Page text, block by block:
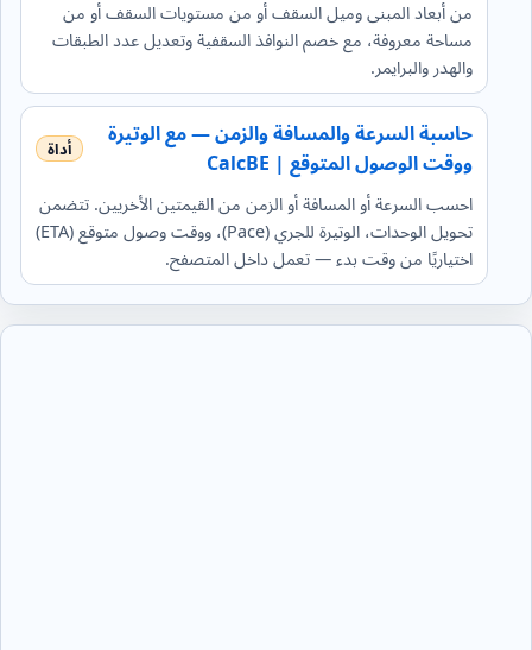
من أبعاد المبنى وميل السقف أو من مستويات السقف أو من
مساحة معروفة، مع خصم النوافذ السقفية وتعديل عدد الطبقات
والهدر والبرايمر.
حاسبة السرعة والمسافة والزمن — مع الوتيرة
ووقت الوصول المتوقع | CalcBE
احسب السرعة أو المسافة أو الزمن من القيمتين الأخريين. تتضمن
تحويل الوحدات، الوتيرة للجري (Pace)، ووقت وصول متوقع (ETA)
اختياريًا من وقت بدء — تعمل داخل المتصفح.